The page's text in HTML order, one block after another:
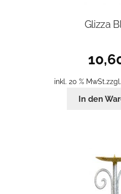
Glizza
inkl. 20 % MwSt.zzgl.
In den